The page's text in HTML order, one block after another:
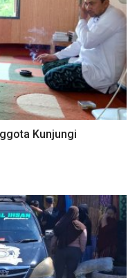
Kunjungi